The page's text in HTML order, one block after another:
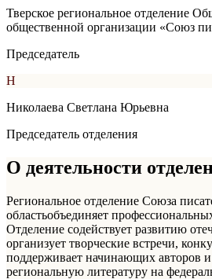
Тверское региональное отделение
общественной организации «Союз
Председатель
Н
Николаева Светлана Юрьевна
Председатель отделения
О деятельности
Региональное отделение Союза
областьобъединяет
Отделение содействует развитию
организует творческие встречи,
поддерживает начинающих авторов и
региональную литературу на